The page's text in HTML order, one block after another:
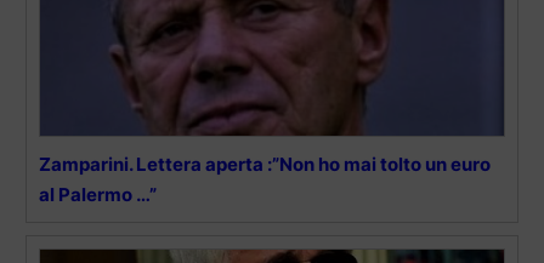
Zamparini. Lettera aperta :”Non ho mai tolto un euro
al Palermo …”